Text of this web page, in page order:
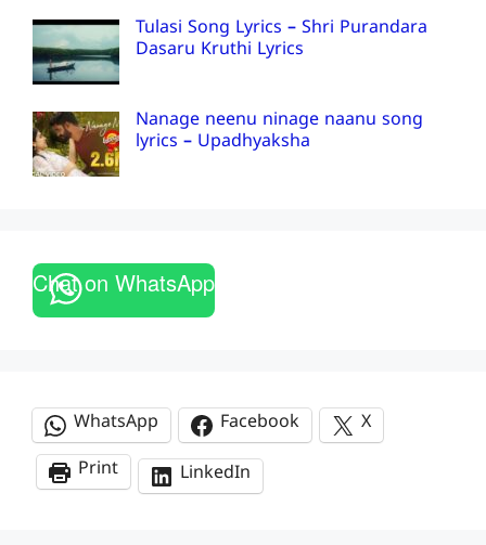
Tulasi Song Lyrics – Shri Purandara
Dasaru Kruthi Lyrics
Nanage neenu ninage naanu song
lyrics – Upadhyaksha
Chat on WhatsApp
WhatsApp Facebook
X
Print
LinkedIn